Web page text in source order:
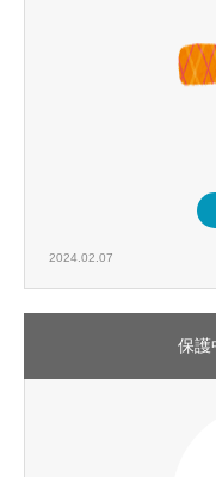
2024.02.07
保